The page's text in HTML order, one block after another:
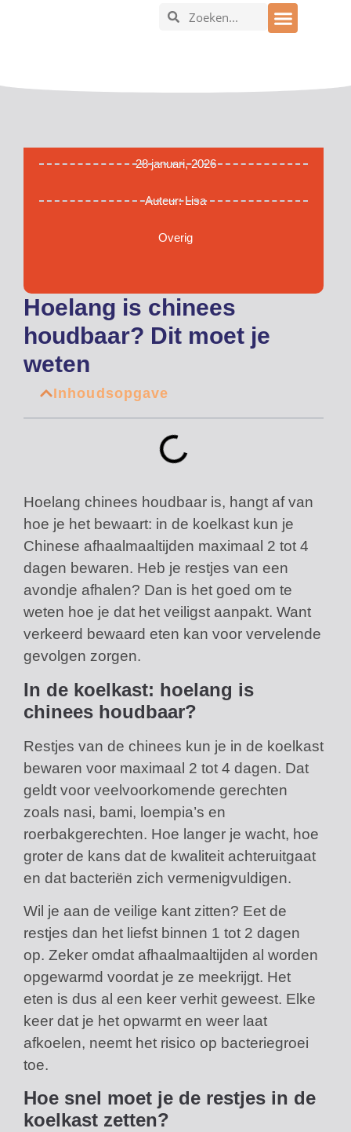
28 januari, 2026
Auteur:Lisa
Overig
Hoelang is chinees
houdbaar? Dit moet je
weten
Inhoudsopgave
Hoelang chinees houdbaar is, hangt af van
hoe je het bewaart: in de koelkast kun je
Chinese afhaalmaaltijden maximaal 2 tot 4
dagen bewaren. Heb je restjes van een
avondje afhalen? Dan is het goed om te
weten hoe je dat het veiligst aanpakt. Want
verkeerd bewaard eten kan voor vervelende
gevolgen zorgen.
In de koelkast: hoelang is
chinees houdbaar?
Restjes van de chinees kun je in de koelkast
bewaren voor maximaal 2 tot 4 dagen. Dat
geldt voor veelvoorkomende gerechten
zoals nasi, bami, loempia’s en
roerbakgerechten. Hoe langer je wacht, hoe
groter de kans dat de kwaliteit achteruitgaat
en dat bacteriën zich vermenigvuldigen.
Wil je aan de veilige kant zitten? Eet de
restjes dan het liefst binnen 1 tot 2 dagen
op. Zeker omdat afhaalmaaltijden al worden
opgewarmd voordat je ze meekrijgt. Het
eten is dus al een keer verhit geweest. Elke
keer dat je het opwarmt en weer laat
afkoelen, neemt het risico op bacteriegroei
toe.
Hoe snel moet je de restjes in de
koelkast zetten?